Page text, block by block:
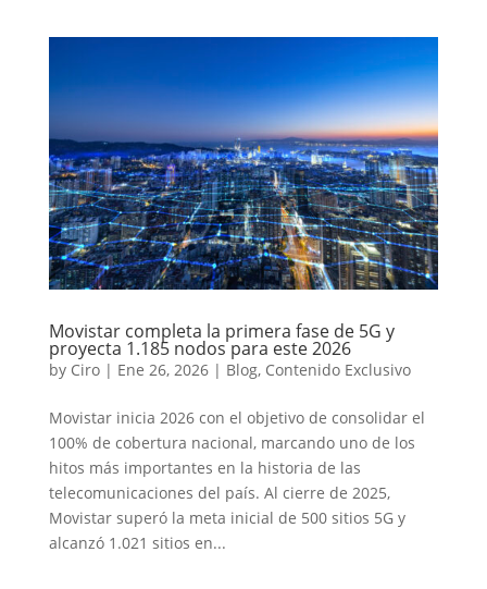
Movistar completa la primera fase de 5G y
proyecta 1.185 nodos para este 2026
by Ciro| Ene 26, 2026| Blog, Contenido Exclusivo
Movistar inicia 2026 con el objetivo de consolidar el
100% de cobertura nacional, marcando uno de los
hitos más importantes en la historia de las
telecomunicaciones del país. Al cierre de 2025,
Movistar superó la meta inicial de 500 sitios 5G y
alcanzó 1.021 sitios en...